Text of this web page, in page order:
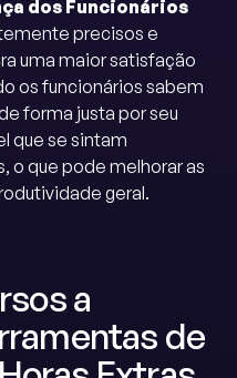
dos Funcionários
precisos e
uma maior satisfação
os funcionários sabem
forma justa por seu
que se sintam
o que pode melhorar as
geral.
a
de